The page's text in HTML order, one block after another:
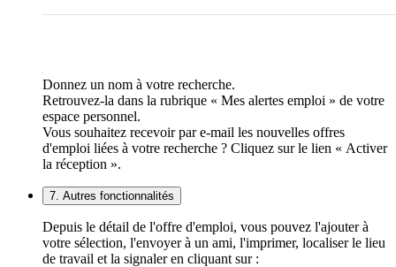
Donnez un nom à votre recherche.
Retrouvez-la dans la rubrique « Mes alertes emploi » de votre
espace personnel.
Vous souhaitez recevoir par e-mail les nouvelles offres
d'emploi liées à votre recherche ? Cliquez sur le lien « Activer
la réception ».
7. Autres fonctionnalités
Depuis le détail de l'offre d'emploi, vous pouvez l'ajouter à
votre sélection, l'envoyer à un ami, l'imprimer, localiser le lieu
de travail et la signaler en cliquant sur :